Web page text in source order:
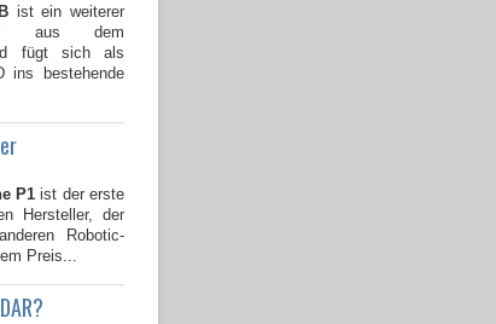
ist ein weiterer
aus dem
fügt sich als
ins bestehende
P1 ist der erste
Hersteller, der
Robotic-
Preis...